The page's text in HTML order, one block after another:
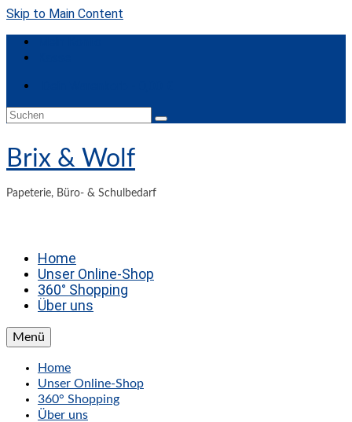
Skip to Main Content
Suchen
Brix & Wolf
Papeterie, Büro- & Schulbedarf
Home
Unser Online-Shop
360° Shopping
Über uns
Menü
Home
Unser Online-Shop
360° Shopping
Über uns